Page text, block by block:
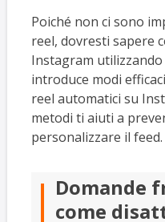
Poiché non ci sono
reel, dovresti sapere
Instagram
introduce modi
reel automatici su
metodi ti aiuti a
personalizzare il feed.
Domande
come